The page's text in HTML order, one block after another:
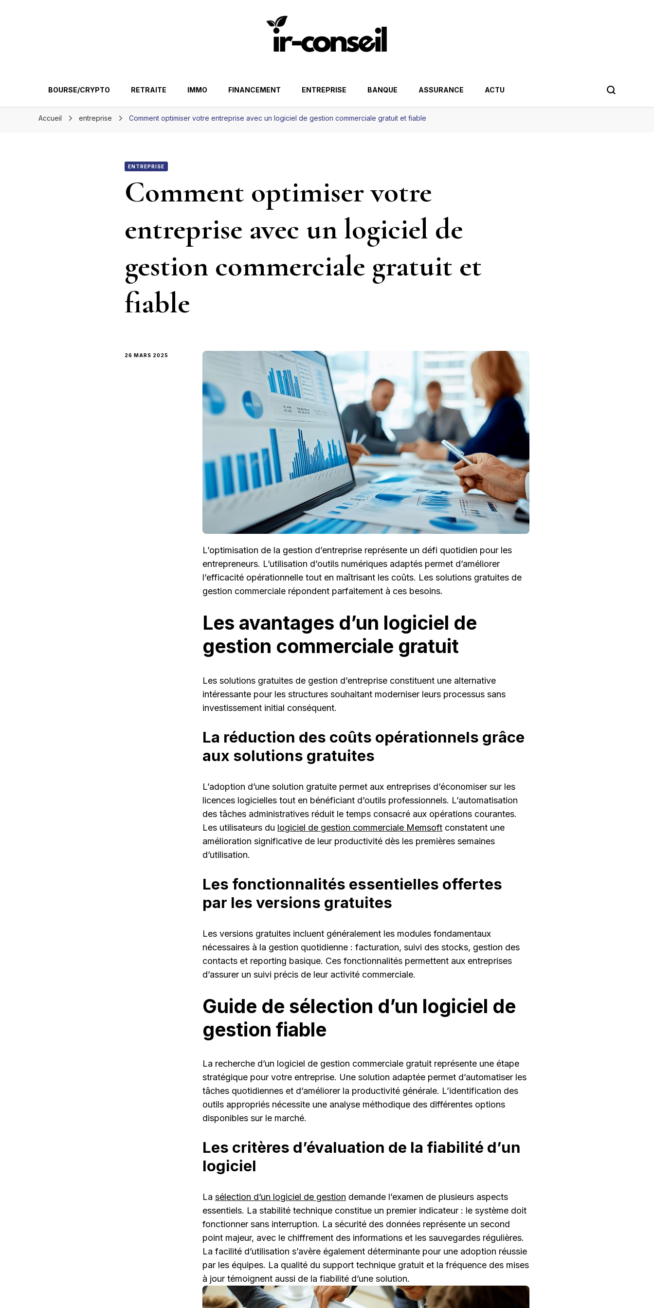
BOURSE/CRYPTO RETRAITE IMMO FINANCEMENT ENTREPRISE BANQUE ASSURANCE ACTU
Accueil entreprise Comment optimiser votre entreprise avec un logiciel de gestion commerciale gratuit et fiable
ENTREPRISE
Comment optimiser votre
entreprise avec un logiciel de
gestion commerciale gratuit et
fiable
26 MARS 2025
L’optimisation de la gestion d’entreprise représente un défi quotidien pour les
entrepreneurs. L’utilisation d’outils numériques adaptés permet d’améliorer
l’efficacité opérationnelle tout en maîtrisant les coûts. Les solutions gratuites de
gestion commerciale répondent parfaitement à ces besoins.
Les avantages d’un logiciel de
gestion commerciale gratuit
Les solutions gratuites de gestion d’entreprise constituent une alternative
intéressante pour les structures souhaitant moderniser leurs processus sans
investissement initial conséquent.
La réduction des coûts opérationnels grâce
aux solutions gratuites
L’adoption d’une solution gratuite permet aux entreprises d’économiser sur les
licences logicielles tout en bénéficiant d’outils professionnels. L’automatisation
des tâches administratives réduit le temps consacré aux opérations courantes.
Les utilisateurs du logiciel de gestion commerciale Memsoft constatent une
amélioration significative de leur productivité dès les premières semaines
d’utilisation.
Les fonctionnalités essentielles offertes
par les versions gratuites
Les versions gratuites incluent généralement les modules fondamentaux
nécessaires à la gestion quotidienne : facturation, suivi des stocks, gestion des
contacts et reporting basique. Ces fonctionnalités permettent aux entreprises
d’assurer un suivi précis de leur activité commerciale.
Guide de sélection d’un logiciel de
gestion fiable
La recherche d’un logiciel de gestion commerciale gratuit représente une étape
stratégique pour votre entreprise. Une solution adaptée permet d’automatiser les
tâches quotidiennes et d’améliorer la productivité générale. L’identification des
outils appropriés nécessite une analyse méthodique des différentes options
disponibles sur le marché.
Les critères d’évaluation de la fiabilité d’un
logiciel
La sélection d’un logiciel de gestion demande l’examen de plusieurs aspects
essentiels. La stabilité technique constitue un premier indicateur : le système doit
fonctionner sans interruption. La sécurité des données représente un second
point majeur, avec le chiffrement des informations et les sauvegardes régulières.
La facilité d’utilisation s’avère également déterminante pour une adoption réussie
par les équipes. La qualité du support technique gratuit et la fréquence des mises
à jour témoignent aussi de la fiabilité d’une solution.